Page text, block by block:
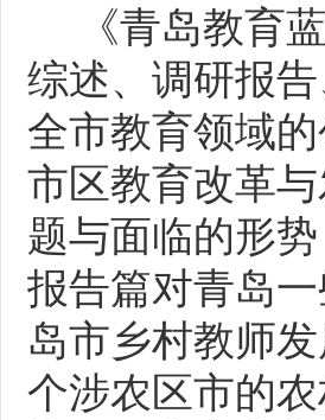
《青岛教育
综述、调研报
全市教育领域
市区教育改革
题与面临的形
报告篇对青岛
岛市乡村教师
个涉农区市的